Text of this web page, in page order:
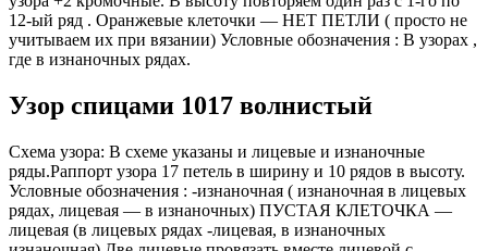
12-ый ряд . Оранжевые клеточки — НЕТ ПЕТЛИ ( просто не
учитываем их при вязании) Условные обозначения : В узорах ,
где в изнаночных рядах.
Узор спицами 1017 волнистый
Схема узора: В схеме указаны и лицевые и изнаночные
ряды.Раппорт узора 17 петель в ширину и 10 рядов в высоту.
Условные обозначения : -изнаночная ( изнаночная в лицевых
рядах, лицевая — в изнаночных) ПУСТАЯ КЛЕТОЧКА —
лицевая (в лицевых рядах -лицевая, в изнаночных